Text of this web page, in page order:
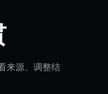
来源、调整结